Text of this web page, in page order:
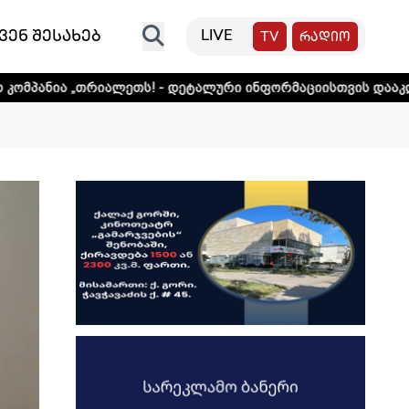
შესახებ LIVE TV რადიო
- დეტალური ინფორმაციისთვის დააკლიკეთ ლინკს